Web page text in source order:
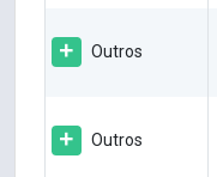
Outros
Outros